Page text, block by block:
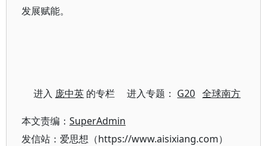
发展赋能。
进入 庞中英 的专栏 进入专题： G20 全球南方
本文责编： SuperAdmin
发信站：爱思想（https://www.aisixiang.com）